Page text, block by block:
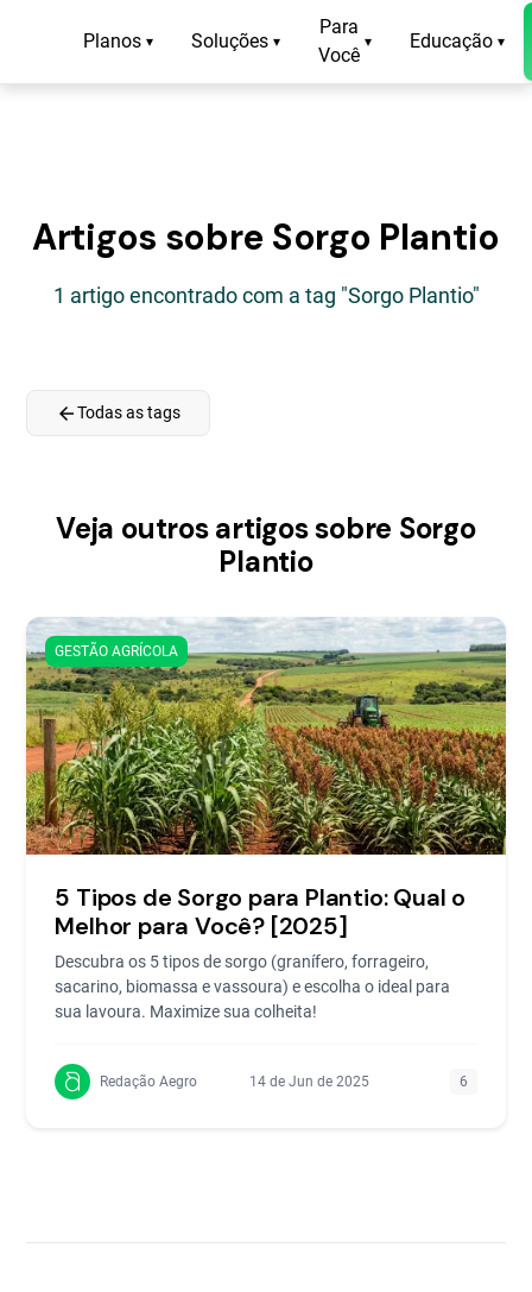
Planos ▾ Soluções ▾
Para
Você
▾ Educação ▾
Artigos sobre Sorgo Plantio
1 artigo encontrado com a tag "Sorgo Plantio"
arrow_backTodas as tags
Veja outros artigos sobre Sorgo
Plantio
GESTÃO AGRÍCOLA
5 Tipos de Sorgo para Plantio: Qual o
Melhor para Você? [2025]
Descubra os 5 tipos de sorgo (granífero, forrageiro,
sacarino, biomassa e vassoura) e escolha o ideal para
sua lavoura. Maximize sua colheita!
Redação Aegro 14 de Jun de 2025 6